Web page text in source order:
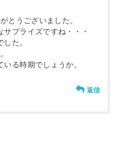
とうございました。
サプライズですね・・・
た。
る時期でしょうか。
返信